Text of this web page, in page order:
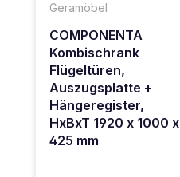
Geramöbel
COMPONENTA
Kombischrank
Flügeltüren,
Auszugsplatte +
Hängeregister,
HxBxT 1920 x 1000 x
425 mm